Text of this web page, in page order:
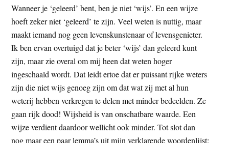
Wanneer je ‘geleerd’ bent, ben je niet ‘wijs’. En een wijze
hoeft zeker niet ‘geleerd’ te zijn. Veel weten is nuttig, maar
maakt iemand nog geen levenskunstenaar of levensgenieter.
Ik ben ervan overtuigd dat je beter ‘wijs’ dan geleerd kunt
zijn, maar zie overal om mij heen dat weten hoger
ingeschaald wordt. Dat leidt ertoe dat er puissant rijke weters
zijn die niet wijs genoeg zijn om dat wat zij met al hun
weterij hebben verkregen te delen met minder bedeelden. Ze
gaan rijk dood! Wijsheid is van onschatbare waarde. Een
wijze verdient daardoor wellicht ook minder. Tot slot dan
nog maar een paar lemma’s uit mijn verklarende woordenlijst: